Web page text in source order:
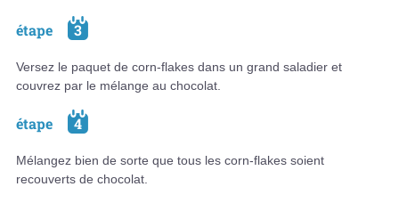
étape 3
Versez le paquet de corn-flakes dans un grand saladier et
couvrez par le mélange au chocolat.
étape 4
Mélangez bien de sorte que tous les corn-flakes soient
recouverts de chocolat.